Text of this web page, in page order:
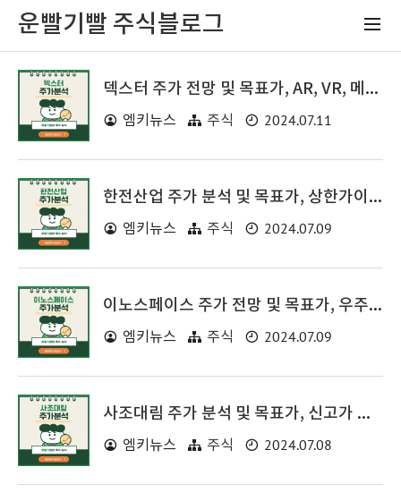
운빨기빨 주식블로그
덱스터 주가 전망 및 목표가, AR, VR, 메타버스 관련주
엠키뉴스 주식 2024.07.11
한전산업 주가 분석 및 목표가, 상한가이유, 원전, 전력저장장치 관련주
엠키뉴스 주식 2024.07.09
이노스페이스 주가 전망 및 목표가, 우주항공 관련주
엠키뉴스 주식 2024.07.09
사조대림 주가 분석 및 목표가, 신고가 이유
엠키뉴스 주식 2024.07.08